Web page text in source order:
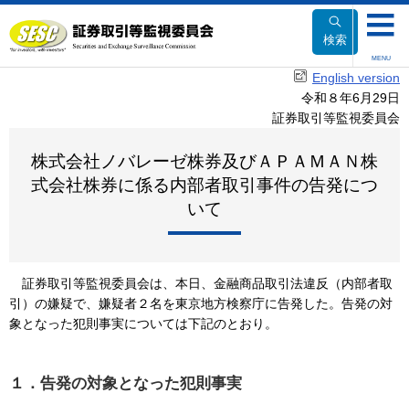
文
へ
検索
MENU
English version
令和８年6月29日
証券取引等監視委員会
株式会社ノバレーゼ株券及びＡＰＡＭＡＮ株
式会社株券に係る内部者取引事件の告発につ
いて
証券取引等監視委員会は、本日、金融商品取引法違反（内部者取
引）の嫌疑で、嫌疑者２名を東京地方検察庁に告発した。告発の対
象となった犯則事実については下記のとおり。
１．告発の対象となった犯則事実